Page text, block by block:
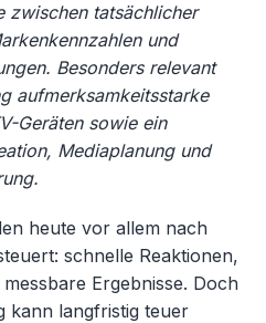
zwischen tatsächlicher
und
Besonders relevant
aufmerksamkeitsstarke
Geräten sowie ein
Mediaplanung und
heute vor allem nach
schnelle Reaktionen,
Ergebnisse. Doch
kann langfristig teuer